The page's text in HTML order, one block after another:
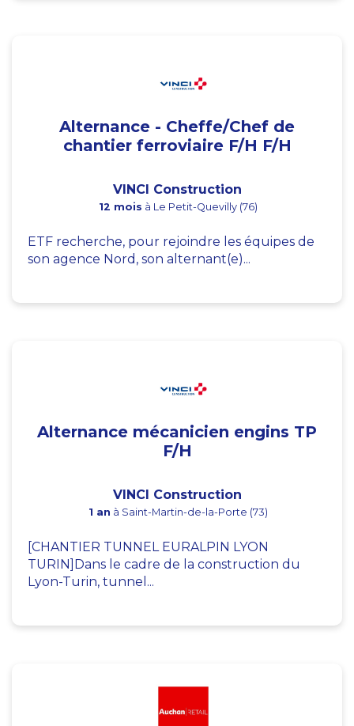
Alternance - Cheffe/Chef de
chantier ferroviaire F/H F/H
VINCI Construction
12 mois à Le Petit-Quevilly (76)
ETF recherche, pour rejoindre les équipes de
son agence Nord, son alternant(e)...
Alternance mécanicien engins TP
F/H
VINCI Construction
1 an à Saint-Martin-de-la-Porte (73)
[CHANTIER TUNNEL EURALPIN LYON
TURIN]Dans le cadre de la construction du
Lyon-Turin, tunnel...